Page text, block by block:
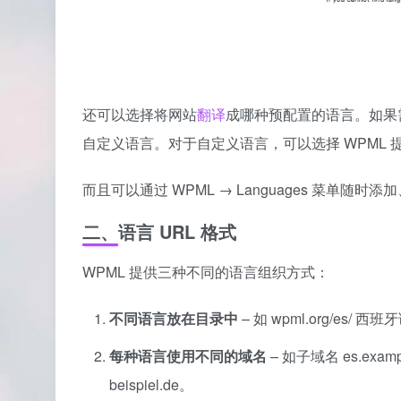
还可以选择将网站翻译成哪种预配置的语言。如
自定义语言。对于自定义语言，可以选择 WPML
而且可以通过 WPML → Languages 菜单随时添
二、 语言 URL 格式
WPML 提供三种不同的语言组织方式：
不同语言放在目录中 – 如 wpml.org/es/ 西班
每种语言使用不同的域名 – 如子域名
beispiel.de。